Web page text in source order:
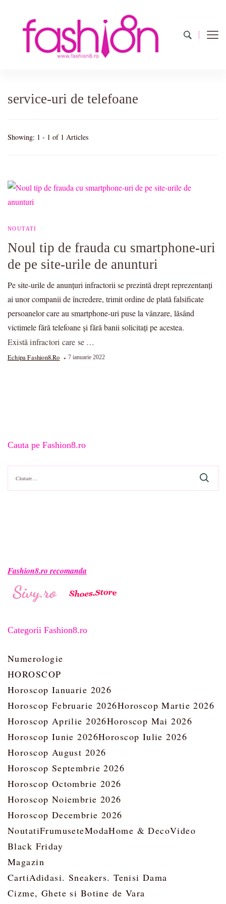
poze cu modele de manichiuri!
service-uri de telefoane
Showing: 1 - 1 of 1 Articles
NOUTATI
Noul tip de frauda cu smartphone-uri
de pe site-urile de anunturi
Pe site-urile de anunțuri infractorii se prezintă drept reprezentanți
ai unor companii de încredere, trimit ordine de plată falsificate
persoanelor care au smartphone-uri puse la vânzare, lăsând
victimele fără telefoane și fără banii solicitați pe acestea.
Există infractori care se …
Echipa Fashion8.ro 7 ianuarie 2022
Cauta pe Fashion8.ro
Caută
după:
Fashion8.ro recomanda
Categorii Fashion8.ro
Numerologie
HOROSCOP
Horoscop Ianuarie 2026
Horoscop Februarie 2026Horoscop Martie 2026
Horoscop Aprilie 2026Horoscop Mai 2026
Horoscop Iunie 2026Horoscop Iulie 2026
Horoscop August 2026
Horoscop Septembrie 2026
Horoscop Octombrie 2026
Horoscop Noiembrie 2026
Horoscop Decembrie 2026
NoutatiFrumuseteModaHome & DecoVideo
Black Friday
Magazin
CartiAdidasi. Sneakers. Tenisi Dama
Cizme, Ghete si Botine de Vara